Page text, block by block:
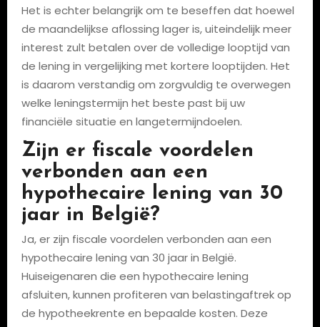
Het is echter belangrijk om te beseffen dat hoewel
de maandelijkse aflossing lager is, uiteindelijk meer
interest zult betalen over de volledige looptijd van
de lening in vergelijking met kortere looptijden. Het
is daarom verstandig om zorgvuldig te overwegen
welke leningstermijn het beste past bij uw
financiële situatie en langetermijndoelen.
Zijn er fiscale voordelen
verbonden aan een
hypothecaire lening van 30
jaar in België?
Ja, er zijn fiscale voordelen verbonden aan een
hypothecaire lening van 30 jaar in België.
Huiseigenaren die een hypothecaire lening
afsluiten, kunnen profiteren van belastingaftrek op
de hypotheekrente en bepaalde kosten. Deze